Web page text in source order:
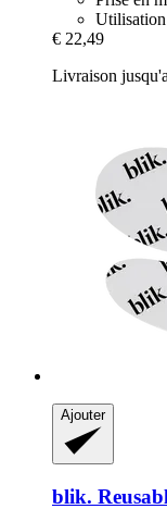
€ 22,49
Livraison
Ajouter
blik.